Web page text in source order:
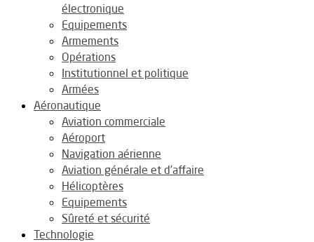
électronique
Equipements
Armements
Opérations
Institutionnel et politique
Armées
Aéronautique
Aviation commerciale
Aéroport
Navigation aérienne
Aviation générale et d’affaire
Hélicoptères
Equipements
Sûreté et sécurité
Technologie